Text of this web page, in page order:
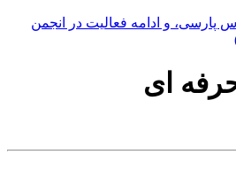
پارسی، و ادامه فعالیت در انجمن
ای